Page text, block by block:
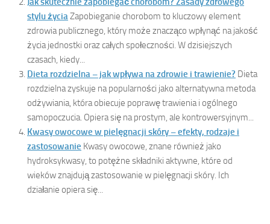
stylu życiaZapobieganie chorobom to kluczowy element
zdrowia publicznego, który może znacząco wpłynąć na jakość
życia jednostki oraz całych społeczności. W dzisiejszych
czasach, kiedy...
Dieta rozdzielna – jak wpływa na zdrowie i trawienie? Dieta
rozdzielna zyskuje na popularności jako alternatywna metoda
odżywiania, która obiecuje poprawę trawienia i ogólnego
samopoczucia. Opiera się na prostym, ale kontrowersyjnym...
Kwasy owocowe w pielęgnacji skóry – efekty, rodzaje i
zastosowanie Kwasy owocowe, znane również jako
hydroksykwasy, to potężne składniki aktywne, które od
wieków znajdują zastosowanie w pielęgnacji skóry. Ich
działanie opiera się...